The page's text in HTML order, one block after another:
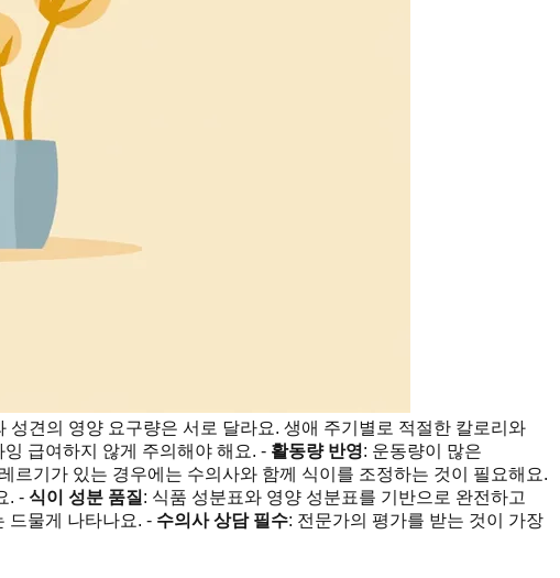
성견의 영양 요구량은 서로 달라요. 생애 주기별로 적절한 칼로리와
급여하지 않게 주의해야 해요. - 활동량 반영: 운동량이 많은
르기가 있는 경우에는 수의사와 함께 식이를 조정하는 것이 필요해요.
. - 식이 성분 품질 : 식품 성분표와 영양 성분표를 기반으로 완전하고
드물게 나타나요. - 수의사 상담 필수: 전문가의 평가를 받는 것이 가장